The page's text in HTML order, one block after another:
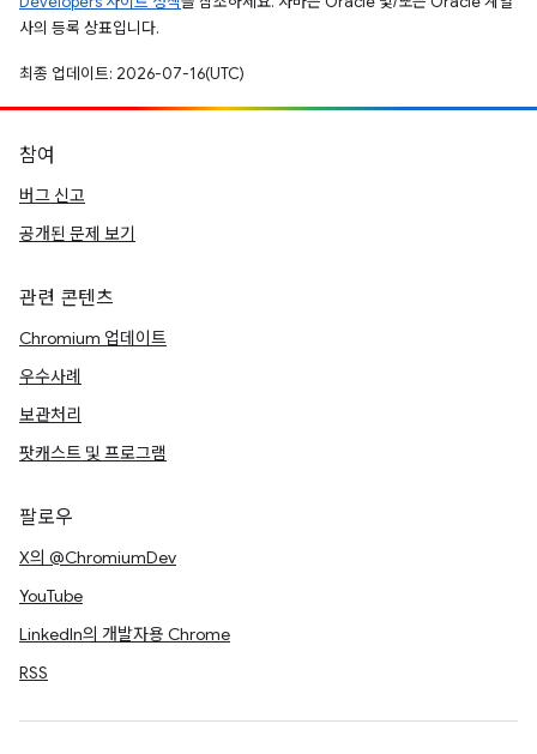
사의 등록 상표입니다.
최종 업데이트: 2026-07-16(UTC)
참여
버그 신고
공개된 문제 보기
관련 콘텐츠
Chromium 업데이트
우수사례
보관처리
팟캐스트 및 프로그램
팔로우
X의 @ChromiumDev
YouTube
LinkedIn의 개발자용 Chrome
RSS